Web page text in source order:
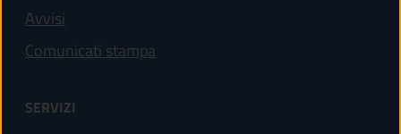
Avvisi
Comunicati stampa
SERVIZI